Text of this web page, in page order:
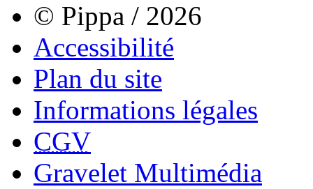
© Pippa / 2026
Accessibilité
Plan du site
Informations légales
CGV
Gravelet Multimédia